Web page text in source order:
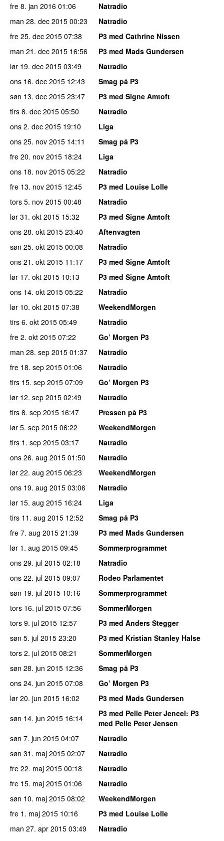
fre 8. jan 2016 01:06
Natradio
man 28. dec 2015 00:23
Natradio
fre 25. dec 2015 07:38
P3 med Cathrine Nissen
man 21. dec 2015 16:56
P3 med Mads Gundersen
lør 19. dec 2015 03:49
Natradio
ons 16. dec 2015 12:43
Smag på P3
søn 13. dec 2015 23:47
P3 med Signe Amtoft
tirs 8. dec 2015 05:50
Natradio
ons 2. dec 2015 19:10
Liga
ons 25. nov 2015 14:11
Smag på P3
fre 20. nov 2015 18:24
Liga
ons 18. nov 2015 05:22
Natradio
fre 13. nov 2015 12:45
P3 med Louise Lolle
tors 5. nov 2015 00:48
Natradio
lør 31. okt 2015 15:32
P3 med Signe Amtoft
ons 28. okt 2015 23:40
Aftenvagten
søn 25. okt 2015 00:08
Natradio
ons 21. okt 2015 11:17
P3 med Signe Amtoft
lør 17. okt 2015 10:13
P3 med Signe Amtoft
ons 14. okt 2015 05:22
Natradio
lør 10. okt 2015 07:38
WeekendMorgen
tirs 6. okt 2015 05:49
Natradio
fre 2. okt 2015 07:22
Go’ Morgen P3
man 28. sep 2015 01:37
Natradio
fre 18. sep 2015 01:06
Natradio
tirs 15. sep 2015 07:09
Go’ Morgen P3
lør 12. sep 2015 02:49
Natradio
tirs 8. sep 2015 16:47
Pressen på P3
lør 5. sep 2015 06:22
WeekendMorgen
tirs 1. sep 2015 03:17
Natradio
ons 26. aug 2015 01:50
Natradio
lør 22. aug 2015 06:23
WeekendMorgen
ons 19. aug 2015 03:06
Natradio
lør 15. aug 2015 16:24
Liga
tirs 11. aug 2015 12:52
Smag på P3
fre 7. aug 2015 21:39
P3 med Mads Gundersen
lør 1. aug 2015 09:45
Sommerprogrammet
ons 29. jul 2015 02:18
Natradio
ons 22. jul 2015 09:07
Rodeo Parlamentet
søn 19. jul 2015 10:16
Sommerprogrammet
tors 16. jul 2015 07:56
SommerMorgen
tors 9. jul 2015 12:57
P3 med Anders Stegger
søn 5. jul 2015 23:20
P3 med Kristian Stanley Halse
tors 2. jul 2015 08:21
SommerMorgen
søn 28. jun 2015 12:36
Smag på P3
ons 24. jun 2015 07:08
Go’ Morgen P3
lør 20. jun 2015 16:02
P3 med Mads Gundersen
søn 14. jun 2015 16:14 P3 med Pelle Peter Jencel: P3
med Pelle Peter Jensen
søn 7. jun 2015 04:07
Natradio
søn 31. maj 2015 02:07
Natradio
fre 22. maj 2015 00:18
Natradio
fre 15. maj 2015 01:06
Natradio
søn 10. maj 2015 08:02
WeekendMorgen
fre 1. maj 2015 10:16
P3 med Louise Lolle
man 27. apr 2015 03:49
Natradio